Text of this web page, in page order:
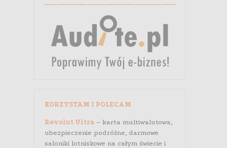
KORZYSTAM I POLECAM
Revolut Ultra– karta multiwalutowa,
ubezpieczenie podróżne, darmowe
saloniki lotniskowe na całym świecie i